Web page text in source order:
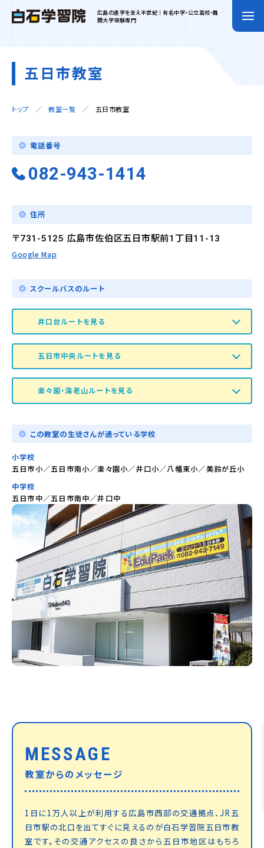
広島の進学を支え半世紀｜有名中学・公立高校・難
関大学受験専門
五日市教室
トップ 教室一覧 五日市教室
電話番号
082-943-1414
住所
〒731-5125 広島市佐伯区五日市駅前1丁目11-13
Google Map
スクールバスのルート
井口台ルートを見る
五日市中央ルートを見る
楽々園・海老山ルートを見る
この教室の生徒さんが通っている学校
小学校
五日市小／五日市南小／楽々園小／井口小／八幡東小／美鈴が丘小
中学校
五日市中／五日市南中／井口中
MESSAGE
教室からのメッセージ
1日に1万人以上が利用する広島市西部の交通拠点、JR五
日市駅の北口を出てすぐに見えるのが白石学習院五日市教
室です。その交通アクセスの良さから五日市地区はもちろ